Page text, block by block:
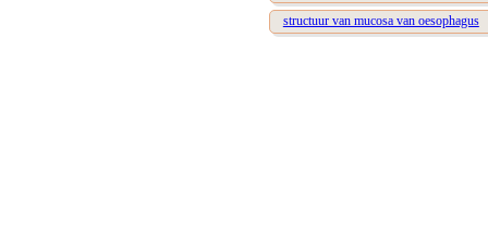
structuur van mucosa van oesophagus